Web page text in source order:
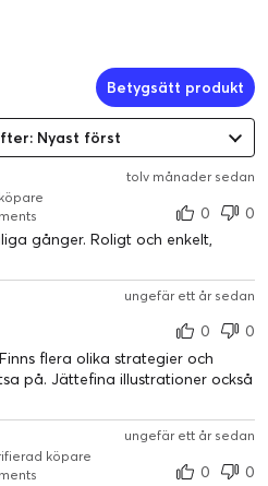
Betygsätt produkt
Nyast först
tolv månader sedan
0
0
gånger. Roligt och enkelt,
ungefär ett år sedan
0
0
flera olika strategier och
på. Jättefina illustrationer också
ungefär ett år sedan
köpare
0
0